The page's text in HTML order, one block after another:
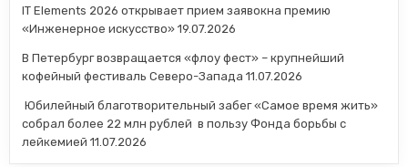
IT Elements 2026 открывает прием заявокна премию
«Инженерное искусство» 19.07.2026
В Петербург возвращается «флоу фест» – крупнейший
кофейный фестиваль Северо-Запада 11.07.2026
Юбилейный благотворительный забег «Самое время жить»
собрал более 22 млн рублей в пользу Фонда борьбы с
лейкемией 11.07.2026